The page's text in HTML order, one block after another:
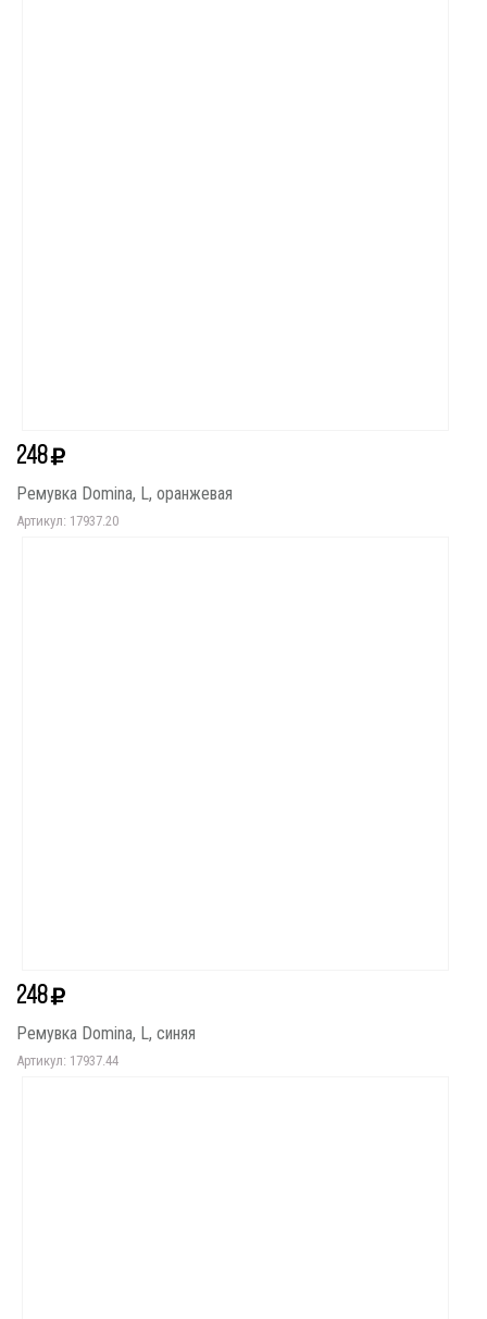
248
Ремувка Domina, L, оранжевая
Артикул: 17937.20
248
Ремувка Domina, L, синяя
Артикул: 17937.44